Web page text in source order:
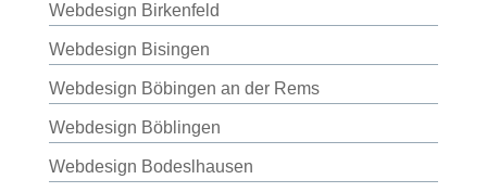
Webdesign Birkenfeld
Webdesign Bisingen
Webdesign Böbingen an der Rems
Webdesign Böblingen
Webdesign Bodeslhausen